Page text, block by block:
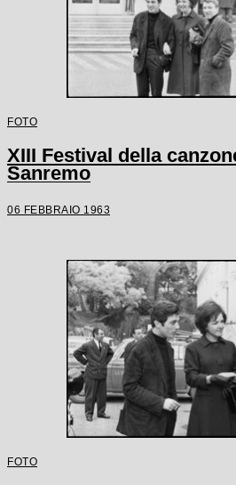
FOTO
XIII Festival della
Sanremo
06 FEBBRAIO 1963
FOTO